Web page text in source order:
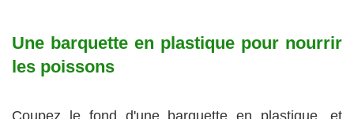
Une barquette en plastique pour nourrir
les poissons